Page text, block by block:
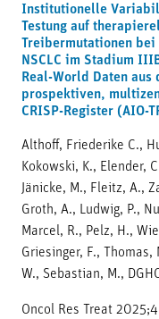
Institutionelle
Testung auf
Treibermutationen
NSCLC im Stadium
Real-World Daten aus
prospektiven,
CRISP-Register (AIO-
Althoff, Friederike C.,
Kokowski, K., Elender,
Jänicke, M., Fleitz, A.,
Groth, A., Ludwig, P.,
Marcel, R., Pelz, H.,
Griesinger, F., Thomas,
W., Sebastian, M.,
Oncol Res Treat